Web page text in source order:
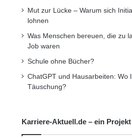
Mut zur Lücke – Warum sich
lohnen
Was Menschen bereuen, die zu
Job waren
Schule ohne Bücher?
ChatGPT und Hausarbeiten: Wo
Täuschung?
Karriere-Aktuell.de – ein